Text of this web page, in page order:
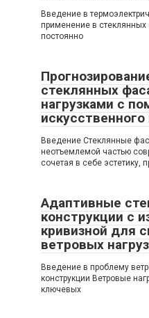
Введение в
применение в стеклянных
постоянно
стеклянных
нагрузками с
Введение Стеклянные
неотъемлемой частью
сочетая в себе эстетику,
Адаптивные
конструкции с
кривизной для
ветровых
Введение в проблему
конструкции Ветровые
ключевых